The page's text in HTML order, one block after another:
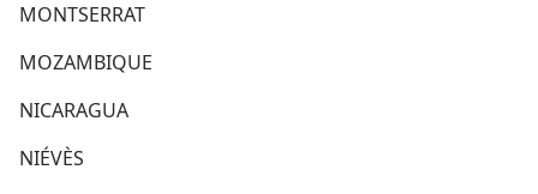
MONTSERRAT
MOZAMBIQUE
NICARAGUA
NIÉVÈS